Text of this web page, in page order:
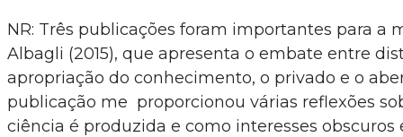
NR: Três publicações foram importantes para a
Albagli (2015), que apresenta o embate entre
apropriação do conhecimento, o privado e o
publicação me proporcionou várias reflexões
ciência é produzida e como interesses